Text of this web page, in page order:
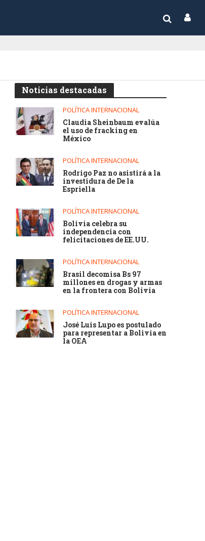
Noticias destacadas
POLÍTICA INTERNACIONAL
Claudia Sheinbaum evalúa
el uso de fracking en
México
POLÍTICA INTERNACIONAL
Rodrigo Paz no asistirá a la
investidura de De la
Espriella
POLÍTICA INTERNACIONAL
Bolivia celebra su
independencia con
felicitaciones de EE.UU.
POLÍTICA INTERNACIONAL
Brasil decomisa Bs 97
millones en drogas y armas
en la frontera con Bolivia
POLÍTICA INTERNACIONAL
José Luis Lupo es postulado
para representar a Bolivia en
la OEA